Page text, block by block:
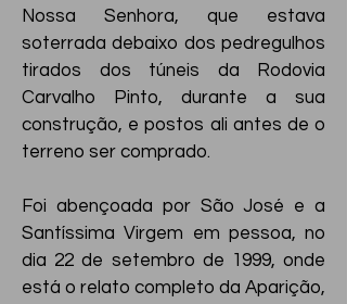
Nossa Senhora, que estava
soterrada debaixo dos pedregulhos
tirados dos túneis da Rodovia
Carvalho Pinto, durante a sua
construção, e postos ali antes de o
terreno ser comprado.
Foi abençoada por São José e a
Santíssima Virgem em pessoa, no
dia 22 de setembro de 1999, onde
está o relato completo da Aparição,